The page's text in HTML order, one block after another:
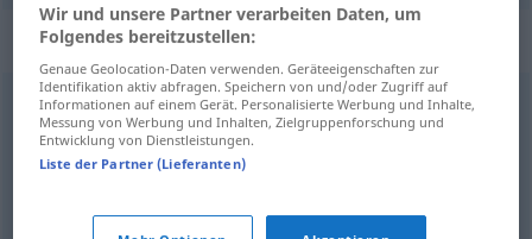
Synonyme für "okay"
fair,adäquat,akzeptabel,vertretbar,passabel
Wir und unsere Partner verarbeiten Daten, um
Folgendes bereitzustellen:
Genaue Geolocation-Daten verwenden. Geräteeigenschaften zur
Identifikation aktiv abfragen. Speichern von und/oder Zugriff auf
Informationen auf einem Gerät. Personalisierte Werbung und Inhalte,
Messung von Werbung und Inhalten, Zielgruppenforschung und
Entwicklung von Dienstleistungen.
Liste der Partner (Lieferanten)